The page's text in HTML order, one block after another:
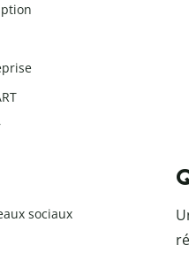
sociaux